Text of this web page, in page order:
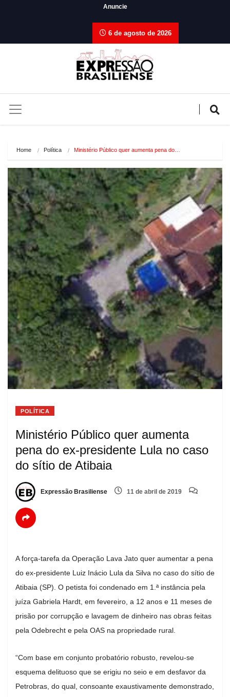
Anuncie
6 de agosto de 2026
Home Política Ministério Público quer aumenta pena do…
POLÍTICA
Ministério Público quer aumenta
pena do ex-presidente Lula no caso
do sítio de Atibaia
Expressão Brasiliense 11 de abril de 2019
A força-tarefa da Operação Lava Jato quer aumentar a pena
do ex-presidente Luiz Inácio Lula da Silva no caso do sítio de
Atibaia (SP). O petista foi condenado em 1.ª instância pela
juíza Gabriela Hardt, em fevereiro, a 12 anos e 11 meses de
prisão por corrupção e lavagem de dinheiro nas obras feitas
pela Odebrecht e pela OAS na propriedade rural.
“Com base em conjunto probatório robusto, revelou-se
esquema delituoso que se erigiu no seio e em desfavor da
Petrobras, do qual, consoante exaustivamente demonstrado,